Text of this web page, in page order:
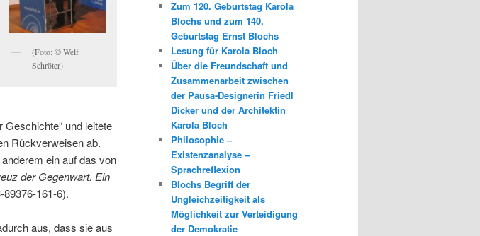
(Foto: © Welf
Schröter)
und leitete
Rückverweisen ab.
ein auf das von
der Gegenwart. Ein
89376-161-6).
aus, dass sie aus
Zum 120. Geburtstag Karola
Blochs und zum 140.
Geburtstag Ernst Blochs
Lesung für Karola Bloch
Über die Freundschaft und
Zusammenarbeit zwischen
der Pausa-Designerin Friedl
Dicker und der Architektin
Karola Bloch
Philosophie –
Existenzanalyse –
Sprachreflexion
Blochs Begriff der
Ungleichzeitigkeit als
Möglichkeit zur Verteidigung
der Demokratie